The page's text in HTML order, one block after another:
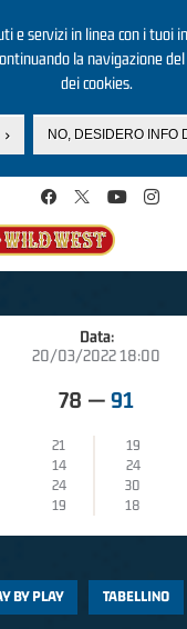
e servizi in linea con i tuoi
la navigazione
dei cookies.
NO, DESIDERO INFO
Data:
20/03/2022 18:00
78 — 91
21
19
14
24
24
30
19
18
BY PLAY TABELLINO